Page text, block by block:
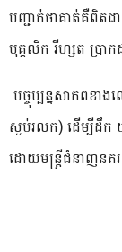
បញ្ជាក់ថាគាត់គឺពិត
បុគ្គលិក រីហ្សត ប្រា
បច្ចុប្បន្នសាកពខា
ស្ងប់រលក) ដេីម្បីដឹក
ដោយមន្រ្តីជំនាញនគ